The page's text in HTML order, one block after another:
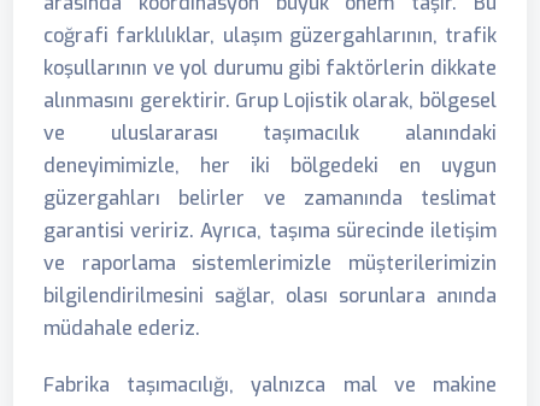
coğrafi farklılıklar, ulaşım güzergahlarının, trafik
koşullarının ve yol durumu gibi faktörlerin dikkate
alınmasını gerektirir. Grup Lojistik olarak, bölgesel
ve uluslararası taşımacılık alanındaki
deneyimimizle, her iki bölgedeki en uygun
güzergahları belirler ve zamanında teslimat
garantisi veririz. Ayrıca, taşıma sürecinde iletişim
ve raporlama sistemlerimizle müşterilerimizin
bilgilendirilmesini sağlar, olası sorunlara anında
müdahale ederiz.
Fabrika taşımacılığı, yalnızca mal ve makine